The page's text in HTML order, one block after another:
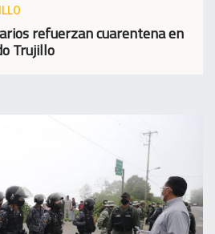
refuerzan cuarentena en
Trujillo